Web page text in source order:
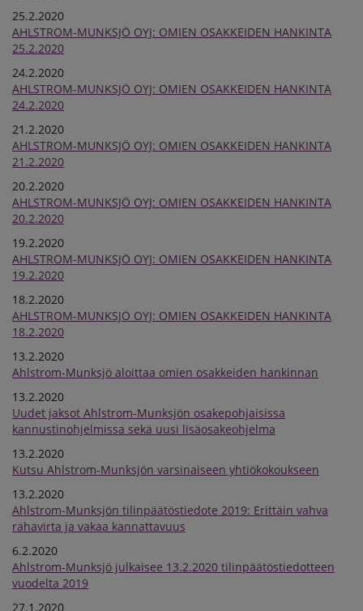
25.2.2020
AHLSTROM-MUNKSJÖ OYJ: OMIEN OSAKKEIDEN HANKINTA
25.2.2020
24.2.2020
AHLSTROM-MUNKSJÖ OYJ: OMIEN OSAKKEIDEN HANKINTA
24.2.2020
21.2.2020
AHLSTROM-MUNKSJÖ OYJ: OMIEN OSAKKEIDEN HANKINTA
21.2.2020
20.2.2020
AHLSTROM-MUNKSJÖ OYJ: OMIEN OSAKKEIDEN HANKINTA
20.2.2020
19.2.2020
AHLSTROM-MUNKSJÖ OYJ: OMIEN OSAKKEIDEN HANKINTA
19.2.2020
18.2.2020
AHLSTROM-MUNKSJÖ OYJ: OMIEN OSAKKEIDEN HANKINTA
18.2.2020
13.2.2020
Ahlstrom-Munksjö aloittaa omien osakkeiden hankinnan
13.2.2020
Uudet jaksot Ahlstrom-Munksjön osakepohjaisissa
kannustinohjelmissa sekä uusi lisäosakeohjelma
13.2.2020
Kutsu Ahlstrom-Munksjön varsinaiseen yhtiökokoukseen
13.2.2020
Ahlstrom-Munksjön tilinpäätöstiedote 2019: Erittäin vahva
rahavirta ja vakaa kannattavuus
6.2.2020
Ahlstrom-Munksjö julkaisee 13.2.2020 tilinpäätöstiedotteen
vuodelta 2019
27.1.2020